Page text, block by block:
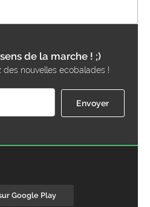
de la marche ! ;)
nouvelles ecobalades !
Google Play